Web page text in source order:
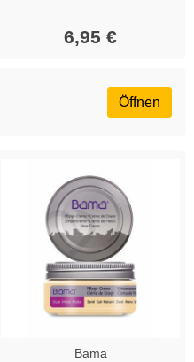
6,95 €
Öffnen
Bama